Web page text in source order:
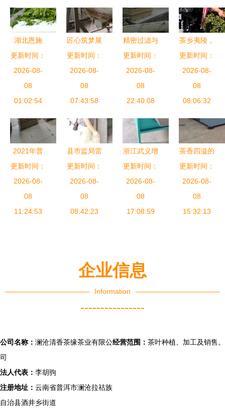
叶出口加速
度
湖北恩施
“订单春
茶”加工
忙，谱写乡
村振兴新篇
更新时间：
2026-08-
08
01:02:54
匠心筑梦展
茶韵——云
霄县首届茶
叶加工技能
大赛圆满收
动之美
更新时间：
2026-08-
08
07:43:58
精密过滤与
茶香共存
源汇食品加
工厂废气处
理设备助力
展
更新时间：
2026-08-
08
22:40:08
茶乡夷陵，
宾客云集品
茗香
更新时间：
2026-08-
08
08:06:32
2021年普
洱茶厂压制
的加工场景
更新时间：
2026-08-
08
11:24:53
县市监局雷
霆出击 2天
查处3家茶
叶加工黑工
厂，守护百
更新时间：
2026-08-
08
08:42:23
浙江武义增
荣茶机厂
匠心铸就茶
叶加工机械
新标杆
更新时间：
2026-08-
08
17:08:59
茶香四溢的
绿色之选
泰兴食品加
工厂污水处
理设备厂家
更新时间：
2026-08-
08
15:32:13
企业信息
Information
----------------
公司名称： 澜沧清香茶缘茶业有限公
司
法人代表： 李胡驹
注册地址： 云南省普洱市澜沧拉祜族
自治县酒井乡街道
经营范围： 茶叶种植、加工及销售。